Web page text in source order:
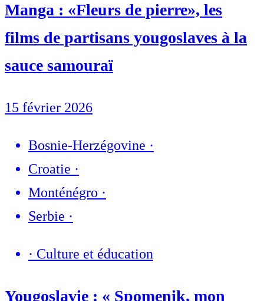
Manga : «Fleurs de pierre», les
films de partisans yougoslaves à la
sauce samouraï
15 février 2026
Bosnie-Herzégovine ·
Croatie ·
Monténégro ·
Serbie ·
· Culture et éducation
Yougoslavie : « Spomenik, mon